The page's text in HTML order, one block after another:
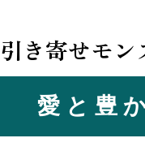
き寄せモン
愛と豊